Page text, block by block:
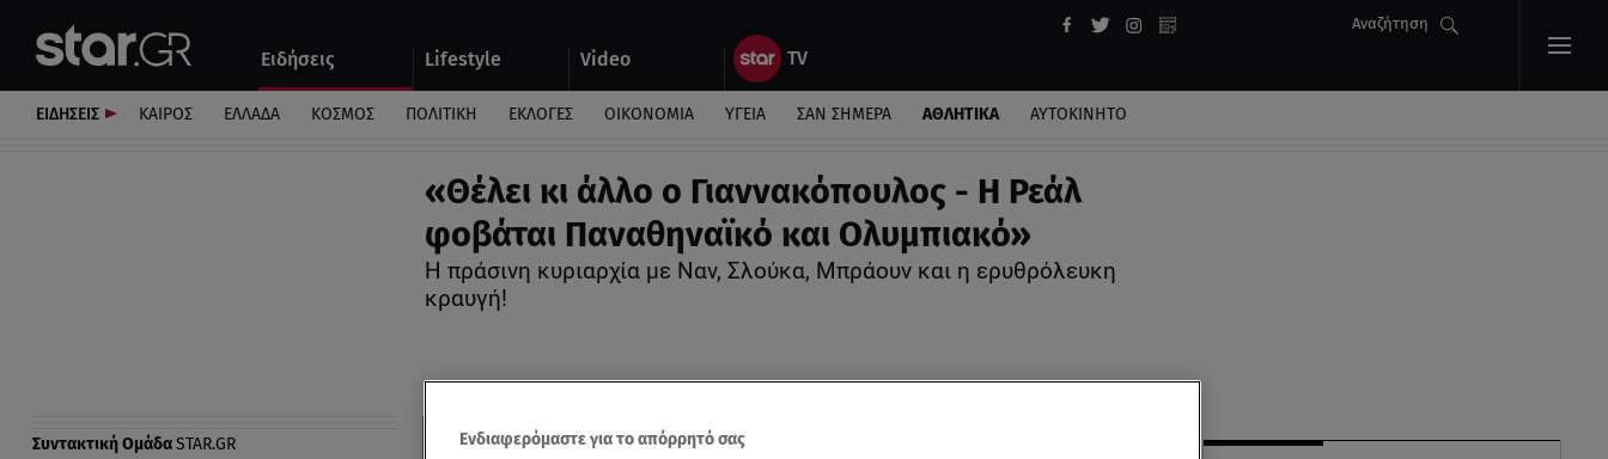
Ειδήσεις Lifestyle Video
Αναζήτηση
Αυτοκίνητο
ΕΙΔΗΣΕΙΣ ΚΑΙΡΟΣ ΕΛΛΑΔΑ ΚΟΣΜΟΣ ΠΟΛΙΤΙΚΗ ΕΚΛΟΓΕΣ ΟΙΚΟΝΟΜΙΑ ΥΓΕΙΑ ΣΑΝ ΣΗΜΕΡΑ ΑΘΛΗΤΙΚΑ ΑΥΤΟΚΙΝΗΤΟ
«Θέλει κι άλλο ο Γιαννακόπουλος - Η Ρεάλ
φοβάται Παναθηναϊκό και Ολυμπιακό»
Η πράσινη κυριαρχία με Ναν, Σλούκα, Μπράουν και η ερυθρόλευκη
κραυγή!
Συντακτική ΟμάδαSTAR.GR Ενδιαφερόμαστε για το απόρρητό σας